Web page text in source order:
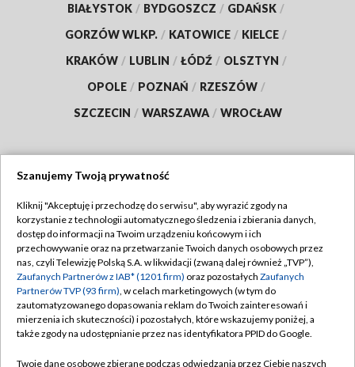
BIAŁYSTOK / BYDGOSZCZ / GDAŃSK /
GORZÓW WLKP. / KATOWICE / KIELCE /
KRAKÓW / LUBLIN / ŁÓDŹ / OLSZTYN /
OPOLE / POZNAŃ / RZESZÓW /
SZCZECIN / WARSZAWA / WROCŁAW
TVP
Abonament TVP
Emisja w TVP
Centrum informacji TVP
Naziemna Telewizja Cyfrowa
Regulamin TVP
Polityka prywatności
Moje zgody
Pomoc
Szanujemy Twoją prywatność
Kliknij "Akceptuję i przechodzę do serwisu", aby wyrazić zgody na
korzystanie z technologii automatycznego śledzenia i zbierania danych,
dostęp do informacji na Twoim urządzeniu końcowym i ich
przechowywanie oraz na przetwarzanie Twoich danych osobowych przez
nas, czyli Telewizję Polską S.A. w likwidacji (zwaną dalej również „TVP”),
Zaufanych Partnerów z IAB* (1201 firm) oraz pozostałych Zaufanych
Partnerów TVP (93 firm), w celach marketingowych (w tym do
zautomatyzowanego dopasowania reklam do Twoich zainteresowań i
mierzenia ich skuteczności) i pozostałych, które wskazujemy poniżej, a
także zgody na udostępnianie przez nas identyfikatora PPID do Google.
Twoje dane osobowe zbierane podczas odwiedzania przez Ciebie naszych